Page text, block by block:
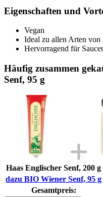
Eigenschaften und
Vegan
Ideal zu allen Arten von
Hervorragend für
Häufig zusammen
Senf, 95 g
Haas Englischer Senf, 200 g
dazu BIO Wiener Senf, 95 g
Gesamtpreis: